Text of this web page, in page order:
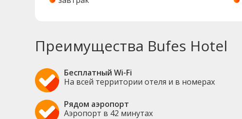
Преимущества Bufes Hotel
Бесплатный Wi-Fi
На всей территории отеля и в номерах
Рядом аэропорт
Аэропорт в 42 минутах